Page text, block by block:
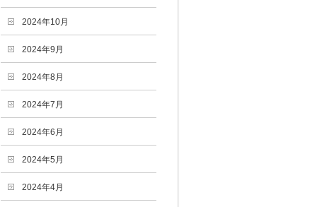
2024年10月
2024年9月
2024年8月
2024年7月
2024年6月
2024年5月
2024年4月